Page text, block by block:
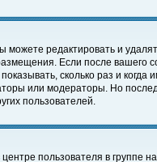
редактировать и
Если после
сколько раз и
или модераторы. Но
пользователей.
пользователя в